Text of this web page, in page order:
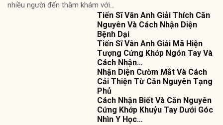
nhiều người đến thăm khám với…
Tiến Sĩ Vân Anh Giải Thích Căn
Nguyên Và Cách Nhận Diện
Bệnh Dại
Tiến Sĩ Vân Anh Giải Mã Hiện
Tượng Cứng Khớp Ngón Tay Và
Cách Nhận…
Nhận Diện Cườm Mắt Và Cách
Cải Thiện Từ Căn Nguyên Tạng
Phủ
Cách Nhận Biết Và Căn Nguyên
Cứng Khớp Khuỷu Tay Dưới Góc
Nhìn Y Học…